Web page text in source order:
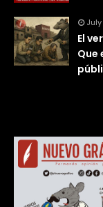
El
Que